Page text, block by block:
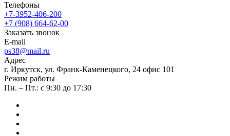
Телефоны
+7-3952-406-200
+7 (908) 664-62-00
Заказать звонок
E-mail
ps38@mail.ru
Адрес
г. Иркутск, ул. Франк-Каменецкого, 24 офис 101
Режим работы
Пн. – Пт.: с 9:30 до 17:30